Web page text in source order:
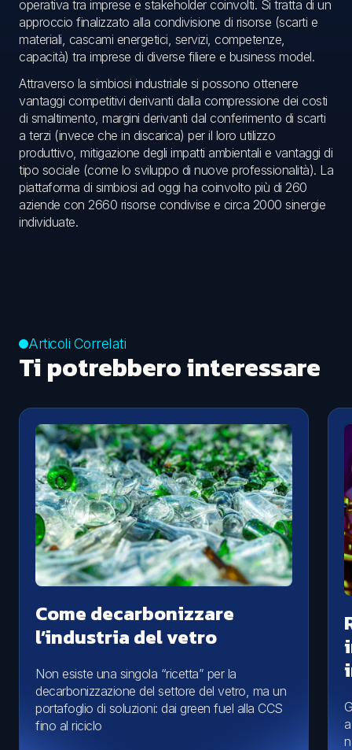
operativa tra imprese e stakeholder coinvolti. Si tratta di un
approccio finalizzato alla condivisione di risorse (scarti e
materiali, cascami energetici, servizi, competenze,
capacità) tra imprese di diverse filiere e business model.
Attraverso la simbiosi industriale si possono ottenere
vantaggi competitivi derivanti dalla compressione dei costi
di smaltimento, margini derivanti dal conferimento di scarti
a terzi (invece che in discarica) per il loro utilizzo
produttivo, mitigazione degli impatti ambientali e vantaggi di
tipo sociale (come lo sviluppo di nuove professionalità). La
piattaforma di simbiosi ad oggi ha coinvolto più di 260
aziende con 2660 risorse condivise e circa 2000 sinergie
individuate.
Articoli Correlati
Ti potrebbero interessare
Come decarbonizzare
l’industria del vetro
Non esiste una singola “ricetta” per la
decarbonizzazione del settore del vetro, ma un
portafoglio di soluzioni: dai green fuel alla CCS
fino al riciclo